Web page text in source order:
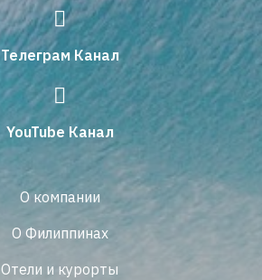
Телеграм Канал
YouTube Канал
О компании
О Филиппинах
Отели и курорты